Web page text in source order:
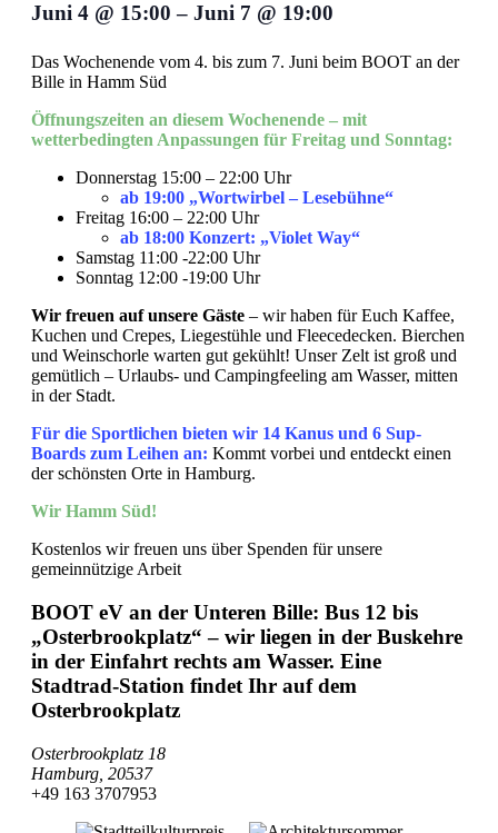
Juni 4 @ 15:00– Juni 7 @ 19:00
Das Wochenende vom 4. bis zum 7. Juni beim BOOT an der
Bille in Hamm Süd
Öffnungszeiten an diesem Wochenende – mit
wetterbedingten Anpassungen für Freitag und Sonntag:
Donnerstag 15:00 – 22:00 Uhr
ab 19:00 „Wortwirbel – Lesebühne“
Freitag 16:00 – 22:00 Uhr
ab 18:00 Konzert: „Violet Way“
Samstag 11:00 -22:00 Uhr
Sonntag 12:00 -19:00 Uhr
Wir freuen auf unsere Gäste – wir haben für Euch Kaffee,
Kuchen und Crepes, Liegestühle und Fleecedecken. Bierchen
und Weinschorle warten gut gekühlt! Unser Zelt ist groß und
gemütlich – Urlaubs- und Campingfeeling am Wasser, mitten
in der Stadt.
Für die Sportlichen bieten wir 14 Kanus und 6 Sup-
Boards zum Leihen an: Kommt vorbei und entdeckt einen
der schönsten Orte in Hamburg.
Wir Hamm Süd!
Kostenlos wir freuen uns über Spenden für unsere
gemeinnützige Arbeit
BOOT eV an der Unteren Bille: Bus 12 bis
„Osterbrookplatz“ – wir liegen in der Buskehre
in der Einfahrt rechts am Wasser. Eine
Stadtrad-Station findet Ihr auf dem
Osterbrookplatz
Osterbrookplatz 18
Hamburg 20537
‭+49 163 3707953‬